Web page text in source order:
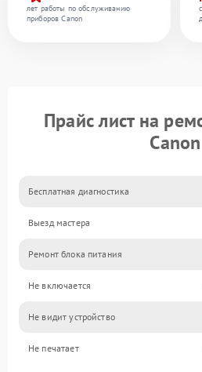
лет работы по обслуживанию
приборов Canon
Прайс лист на
Canon
Бесплатная диагностика
Выезд мастера
Ремонт блока питания
Не включается
Не видит устройство
Не печатает